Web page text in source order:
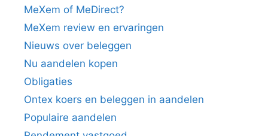
MeXem of MeDirect?
MeXem review en ervaringen
Nieuws over beleggen
Nu aandelen kopen
Obligaties
Ontex koers en beleggen in aandelen
Populaire aandelen